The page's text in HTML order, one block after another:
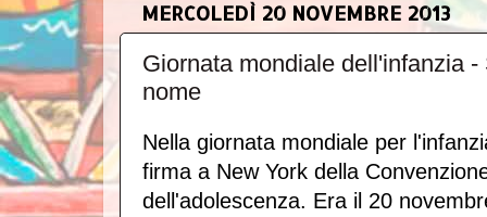
MERCOLEDÌ 20 NOVEMBRE 2013
Giornata mondiale dell'infanzia
nome
Nella giornata mondiale per
firma a New York della
dell'adolescenza. Era il 20